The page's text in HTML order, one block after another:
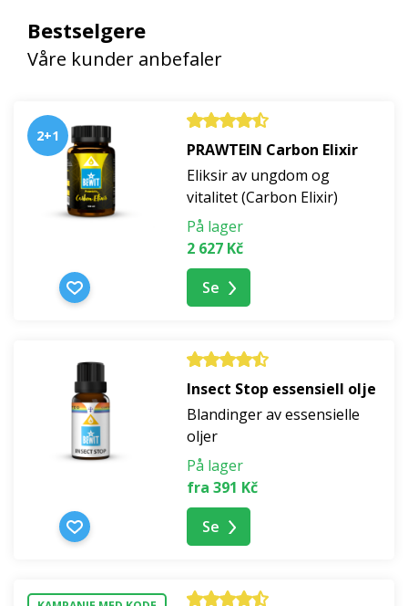
Bestselgere
Våre kunder anbefaler
2+1
PRAWTEIN Carbon Elixir
Eliksir av ungdom og
vitalitet (Carbon Elixir)
På lager
2 627 Kč
Se
Insect Stop essensiell olje
Blandinger av essensielle
oljer
På lager
fra 391 Kč
Se